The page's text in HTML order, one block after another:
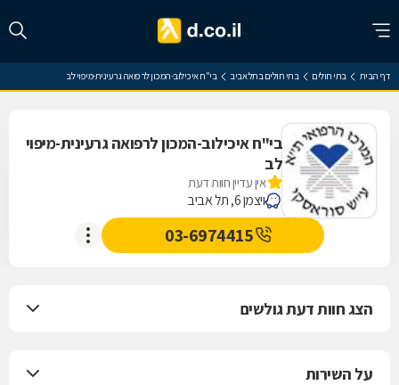
דף הבית בתי חולים בתי חולים בתל אביב בי"ח איכילוב-המכון לרפואה גרעינית-מיפוי לב
בי"ח איכילוב-המכון לרפואה גרעינית-מיפוי
לב
אין עדיין חוות דעת
ויצמן 6, תל אביב
03-6974415
הצג חוות דעת גולשים
על השירות